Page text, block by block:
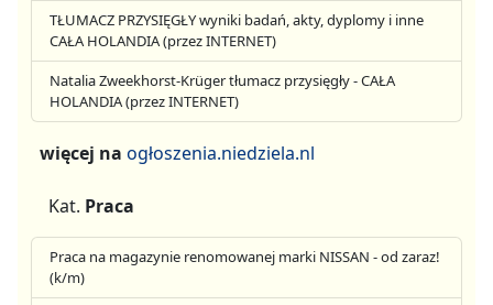
TŁUMACZ PRZYSIĘGŁY wyniki badań, akty, dyplomy i inne
CAŁA HOLANDIA (przez INTERNET)
Natalia Zweekhorst-Krüger tłumacz przysięgły - CAŁA
HOLANDIA (przez INTERNET)
więcej na ogłoszenia.niedziela.nl
Kat. Praca
Praca na magazynie renomowanej marki NISSAN - od zaraz!
(k/m)